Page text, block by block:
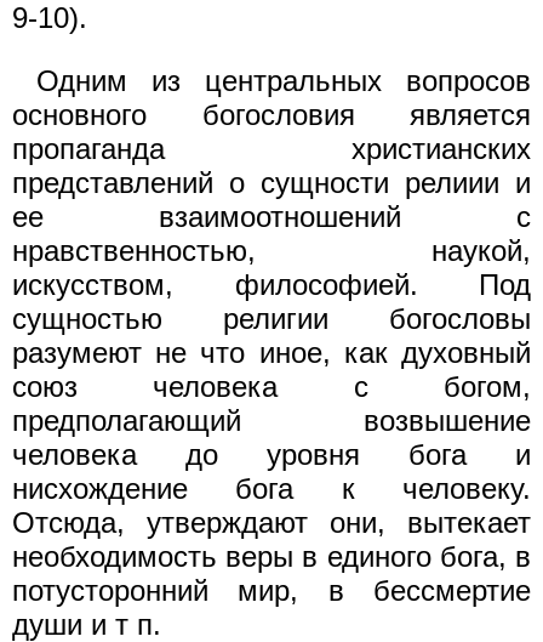
9-10).
Одним из центральных вопросов
основного богословия является
пропаганда христианских
представлений о сущности релиии и
ее взаимоотношений с
нравственностью, наукой,
искусством, философией. Под
сущностью религии богословы
разумеют не что иное, как духовный
союз человека с богом,
предполагающий возвышение
человека до уровня бога и
нисхождение бога к человеку.
Отсюда, утверждают они, вытекает
необходимость веры в единого бога, в
потусторонний мир, в бессмертие
души и т п.